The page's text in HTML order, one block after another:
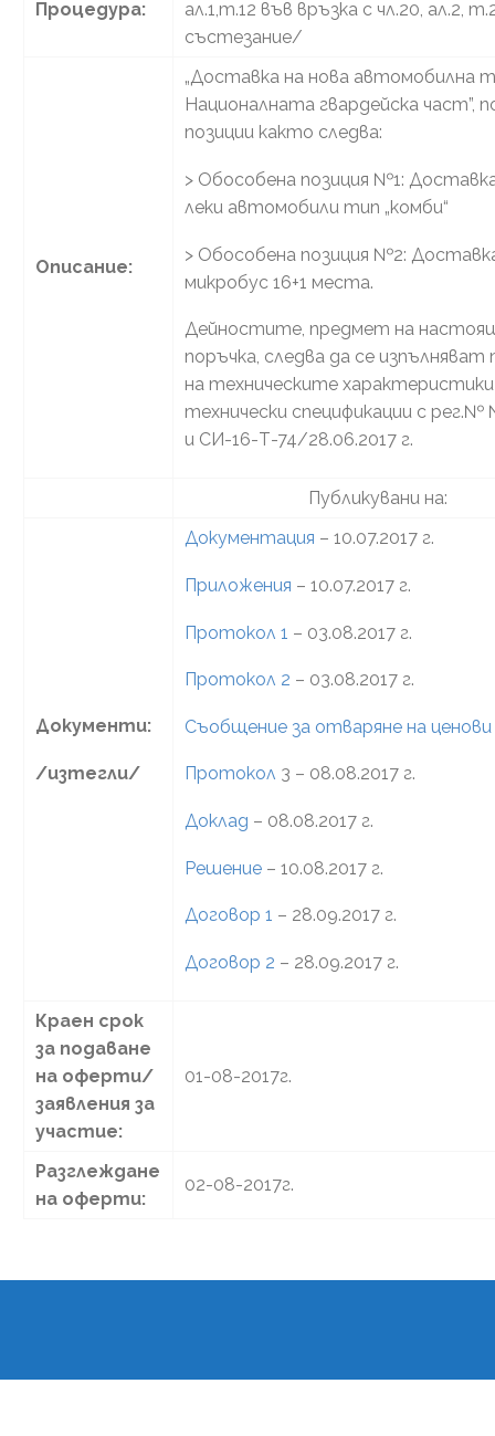
Процедура:
ал.1,т.12 във връзка с чл.20, ал.2,
състезание/
Описание:
„Доставка на нова автомобилна
Националната гвардейска част”,
позиции както следва:
> Обособена позиция №1:
леки автомобили тип „комби“
> Обособена позиция №2:
микробус 16+1 места.
Дейностите, предмет на
поръчка, следва да се
на техническите характеристики
технически спецификации с рег.№
и СИ-16-Т-74/28.06.2017 г.
Публикувани на:
Документи:
/изтегли/
Документация – 10.07.2017 г.
Приложения – 10.07.2017 г.
Протокол 1 – 03.08.2017 г.
Протокол 2 – 03.08.2017 г.
Съобщение за отваряне на
Протокол 3 – 08.08.2017 г.
Доклад – 08.08.2017 г.
Решение – 10.08.2017 г.
Договор 1 – 28.09.2017 г.
Договор 2 – 28.09.2017 г.
Краен срок
за подаване
на оферти/
заявления за
участие:
01-08-2017г.
Разглеждане
на оферти:
02-08-2017г.